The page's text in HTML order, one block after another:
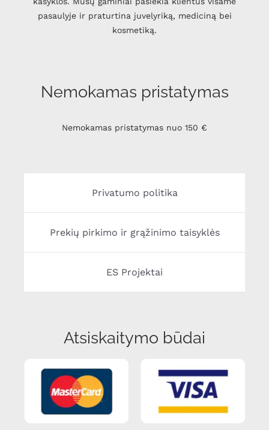
pasaulyje ir praturtina juvelyriką, mediciną bei
kosmetiką.
Nemokamas pristatymas
Nemokamas pristatymas nuo 150 €
Privatumo politika
Prekių pirkimo ir grąžinimo taisyklės
ES Projektai
Atsiskaitymo būdai